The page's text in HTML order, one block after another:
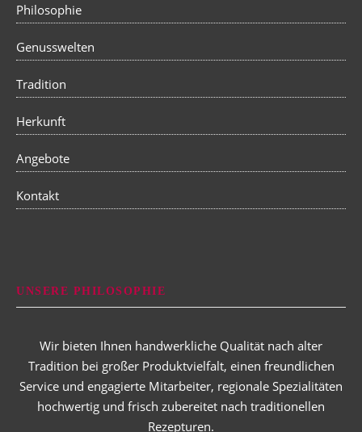
Philosophie
Genusswelten
Tradition
Herkunft
Angebote
Kontakt
UNSERE PHILOSOPHIE
Wir bieten Ihnen handwerkliche Qualität nach alter
Tradition bei großer Produktvielfalt, einen freundlichen
Service und engagierte Mitarbeiter, regionale Spezialitäten
hochwertig und frisch zubereitet nach traditionellen
Rezepturen.